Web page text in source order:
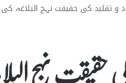
و تقلید کی حقیقت نہج البلاغہ